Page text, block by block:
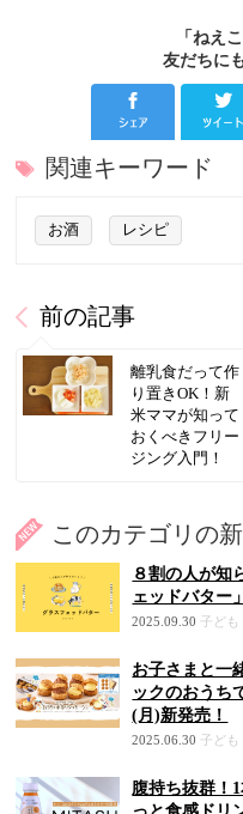
「ねえ
友だちに
関連キーワード
お酒 レシピ
前の記事
離乳食だって作
り置きOK！新
米ママが知って
おくべきフリー
ジング入門！
このカテゴリの
８割の人が知
ェッドバター
2025.09.30 子ども
お子さまと一
ックのおうち
(月)新発売！
2025.06.30 子ども
腹持ち抜群！